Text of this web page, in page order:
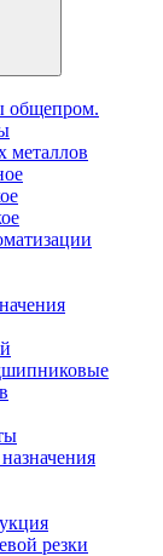
общепром.
металлов
резки